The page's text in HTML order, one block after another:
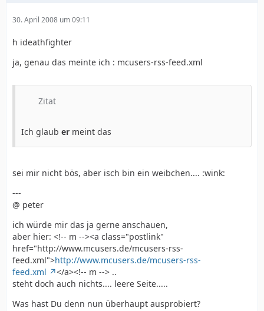
30. April 2008 um 09:11
h ideathfighter
ja, genau das meinte ich : mcusers-rss-feed.xml
Zitat
Ich glaub er meint das
sei mir nicht bös, aber isch bin ein weibchen.... :wink:
---
@ peter
ich würde mir das ja gerne anschauen,
aber hier: <!-- m --><a class="postlink"
href="http://www.mcusers.de/mcusers-rss-
feed.xml">http://www.mcusers.de/mcusers-rss-
feed.xml
</a><!-- m --> ..
steht doch auch nichts.... leere Seite.....
Was hast Du denn nun überhaupt ausprobiert?